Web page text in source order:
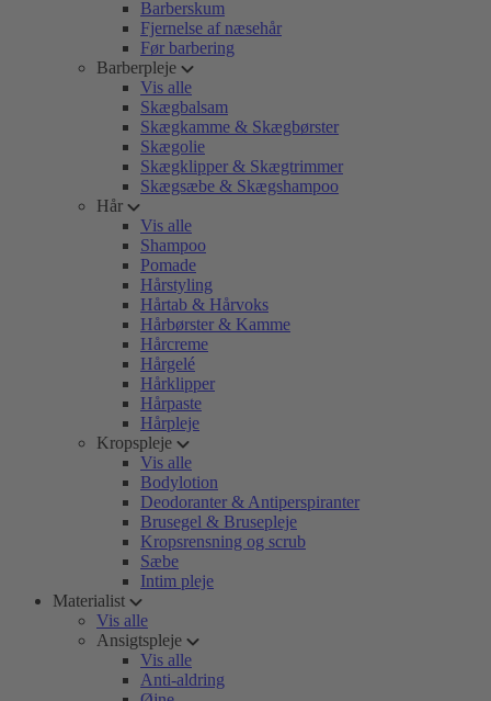
Barberskum
Fjernelse af næsehår
Før barbering
Barberpleje
Vis alle
Skægbalsam
Skægkamme & Skægbørster
Skægolie
Skægklipper & Skægtrimmer
Skægsæbe & Skægshampoo
Hår
Vis alle
Shampoo
Pomade
Hårstyling
Hårtab & Hårvoks
Hårbørster & Kamme
Hårcreme
Hårgelé
Hårklipper
Hårpaste
Hårpleje
Kropspleje
Vis alle
Bodylotion
Deodoranter & Antiperspiranter
Brusegel & Brusepleje
Kropsrensning og scrub
Sæbe
Intim pleje
Materialist
Vis alle
Ansigtspleje
Vis alle
Anti-aldring